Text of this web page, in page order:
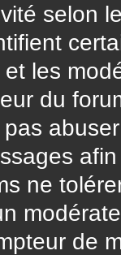
selon
les
du
ne
de